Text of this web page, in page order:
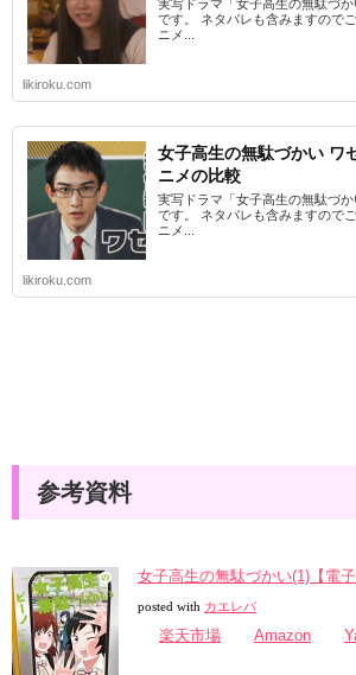
実写ドラマ「女子高生の無駄づ
です。 ネタバレも含みますので
ニメ...
likiroku.com
女子高生の無駄づかい ワ
ニメの比較
実写ドラマ「女子高生の無駄づ
です。 ネタバレも含みますので
ニメ...
likiroku.com
参考資料
女子高生の無駄づかい(1)【電
posted with カエレバ
楽天市場 Amazon